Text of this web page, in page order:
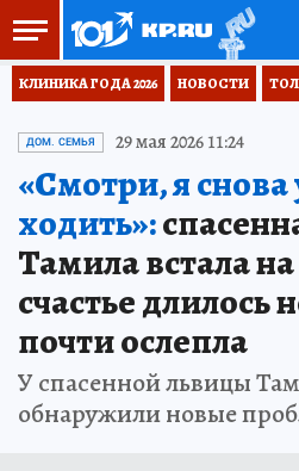
КЛИНИКА ГОДА 2026 НОВОСТИ
ДОМ. СЕМЬЯ 29 мая 2026 11:24
«Смотри, я
ходить»:
Тамила встала
счастье длилось
почти ослепла
У спасенной львицы
обнаружили новые